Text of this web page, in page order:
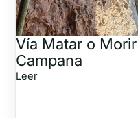
Vía Matar o
Campana
Leer